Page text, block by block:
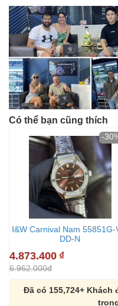
Có thể bạn cũng thích
I&W Carnival Nam 55851G-
DD-N
4.873.400 ₫
6.962.000đ
-
Đã có 155,724+ Khách